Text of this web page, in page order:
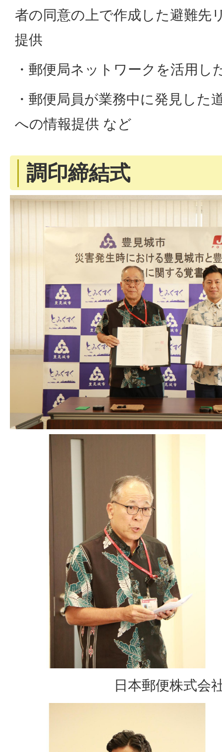
者の同意の上で作成した避難先
提供
・郵便局ネットワークを活用し
・郵便局員が業務中に発見した
への情報提供 など
調印締結式
日本郵便株式会社沖